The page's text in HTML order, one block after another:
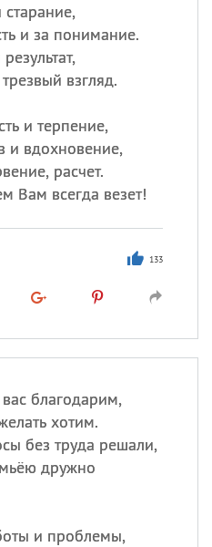
и за понимание.
взгляд.
и терпение,
и вдохновение,
расчет.
Вам всегда везет!
133
благодарим,
хотим.
без труда решали,
дружно
и проблемы,